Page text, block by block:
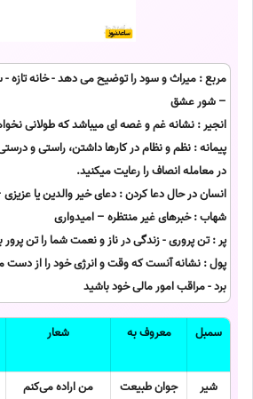
مربع : میراث و سود را توضیح می دهد - خانه
– شور عشق
انجیر : نشانه غم و غصه ای میباشد که طولانی
پیمانه : نظم و نظام در کارها داشتن، راستی و
در معامله انصاف را رعایت میکنید.
انسان در حال دعا کردن : دعای خیر والدین یا
شهاب : خبرهای غیر منتظره – امیدواری
پر : تن پروری - زندگی در ناز و نعمت شما را تن پرور
پول : نشانه آنست که وقت و انرژی خود را از دست
برد - مراقب امور مالی خود باشید
سمبل معروف به شعار
شیر
جوان طبیعت من اراده می‌کنم